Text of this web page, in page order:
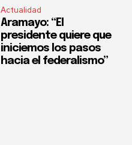
Actualidad
Aramayo: “El
presidente quiere que
iniciemos los pasos
hacia el federalismo”